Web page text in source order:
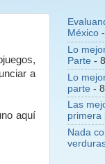
a
aquí
México
Lo
Parte -
Lo
parte -
Las
primera
Nada